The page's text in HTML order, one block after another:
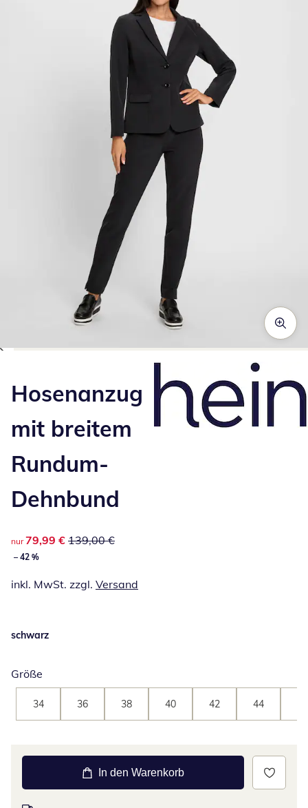
Hosenanzug
mit breitem
Rundum-
Dehnbund
reduzierter Preis 79,99 €, vorheriger Preis: 139,00 €
nur 79,99 € 139,00 €
– 42 %
inkl. MwSt. zzgl. Versand
schwarz
Größe
34 36 38 40 42 44
In den Warenkorb